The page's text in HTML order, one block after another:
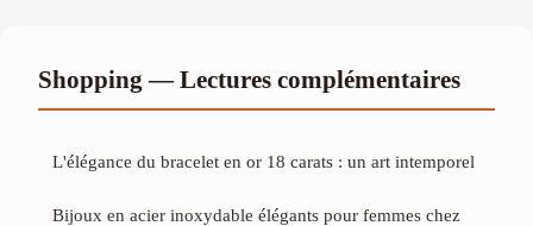
Shopping — Lectures complémentaires
L'élégance du bracelet en or 18 carats : un art intemporel
Bijoux en acier inoxydable élégants pour femmes chez